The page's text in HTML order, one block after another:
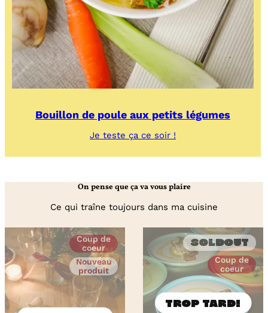
Bouillon de poule aux petits légumes
Je teste ça ce soir !
de
petits
On pense que ça va vous plaire
Ce qui traîne toujours dans ma cuisine
Coup de
coeur
Nouveau
produit
Soldout
Coup de
coeur